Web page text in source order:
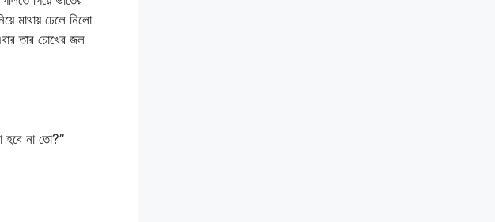
মাথায় ঢেলে নিলো
তার চোখের জল
হবে না তো?”